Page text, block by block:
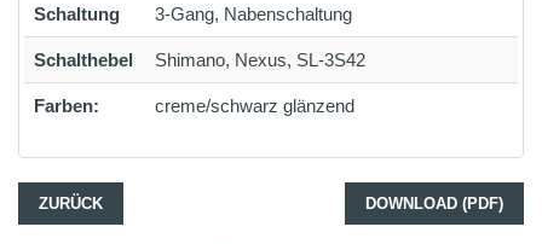
Schaltung 3-Gang, Nabenschaltung
Schalthebel Shimano, Nexus, SL-3S42
Farben: creme/schwarz glänzend
ZURÜCK DOWNLOAD (PDF)